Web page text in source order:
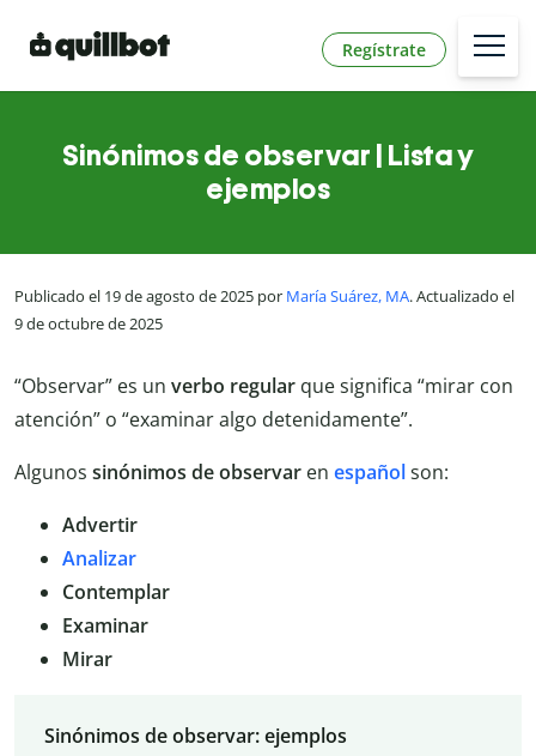
Regístrate
Sinónimos de observar | Lista y
ejemplos
Publicado el 19 de agosto de 2025 por María Suárez, MA. Actualizado el
9 de octubre de 2025
“Observar” es un verbo regular que significa “mirar con
atención” o “examinar algo detenidamente”.
Algunos sinónimos de observar en españolson:
Advertir
Analizar
Contemplar
Examinar
Mirar
Sinónimos de observar: ejemplos